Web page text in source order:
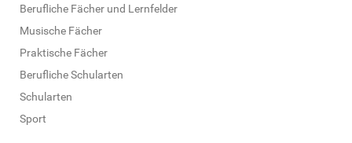
Berufliche Fächer und Lernfelder
Musische Fächer
Praktische Fächer
Berufliche Schularten
Schularten
Sport